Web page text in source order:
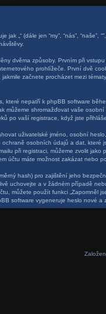
„“ (dále jen “my”, “nás”, “naše”,
dvěma způsoby. Prvním při
prohlížeče. První dvě
začnete procházet mezi
které nepatří k phpBB software
můžeme shromažďovat vaše
po vaší registrace, když jste
uživatelské jméno, osobní
ochraně osobních údajů a dat, které
při registraci, můžeme zvolit
účtu máte možnost zakázat nebo
hash) pro zajištění jeho
uchovejte a v žádném případě
můžete použít funkci „Zapomněl
software vygeneruje heslo nové a